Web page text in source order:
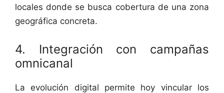
locales donde se busca cobertura de una zona
geográfica concreta.
4. Integración con campañas
omnicanal
La evolución digital permite hoy vincular los